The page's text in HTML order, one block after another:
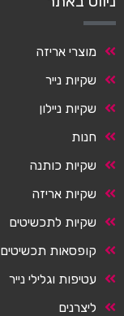
מוצרי אריזה
שקיות נייר
שקיות ניילון
חנות
שקיות כותנה
שקיות אריזה
שקיות לתכשיטים
קופסאות תכשיטים
עטיפות וגלילי נייר
ליצרנים